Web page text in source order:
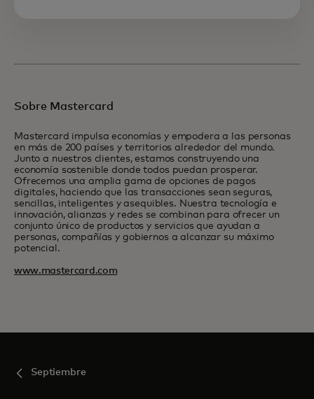
Sobre Mastercard
Mastercard impulsa economías y empodera a las personas
en más de 200 países y territorios alrededor del mundo.
Junto a nuestros clientes, estamos construyendo una
economía sostenible donde todos puedan prosperar.
Ofrecemos una amplia gama de opciones de pagos
digitales, haciendo que las transacciones sean seguras,
sencillas, inteligentes y asequibles. Nuestra tecnología e
innovación, alianzas y redes se combinan para ofrecer un
conjunto único de productos y servicios que ayudan a
personas, compañías y gobiernos a alcanzar su máximo
potencial.
www.mastercard.com
Septiembre